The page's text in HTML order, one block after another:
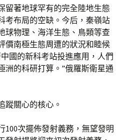
留著地球罕有的完全陸地生態
考布局的空缺。今后，秦嶺站
球物理、海洋生態、鳥類等查
價南極生態周遭的狀況和睦候
國的新科考站投進應用，人們
洲的科研打算。”俄羅斯衛星通
蹤關心的核心。
100次擺佈發射義務，無望發明